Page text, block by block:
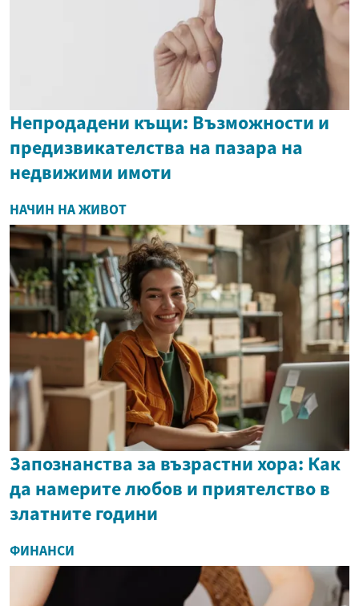
Непродадени къщи: Възможности и
предизвикателства на пазара на
недвижими имоти
НАЧИН НА ЖИВОТ
Запознанства за възрастни хора: Как
да намерите любов и приятелство в
златните години
ФИНАНСИ